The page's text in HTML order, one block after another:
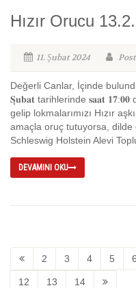
Hızır Orucu
11. Şubat 2024
Değerli Canlar, İçinde
𝐒̧𝐮𝐛𝐚𝐭 tarihlerinde 𝐬𝐚𝐚𝐭
gelip lokmalarımızı Hızır
amaçla oruç tutuyorsa, dilde
Schleswig Holstein Alevi
DEVAMINI OKU
2 3 4 5 6
12 13 14